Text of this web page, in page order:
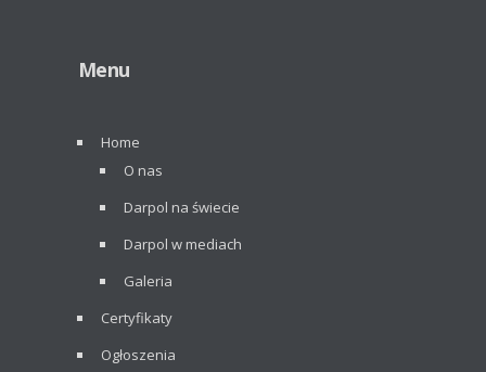
Menu
Home
O nas
Darpol na świecie
Darpol w mediach
Galeria
Certyfikaty
Ogłoszenia